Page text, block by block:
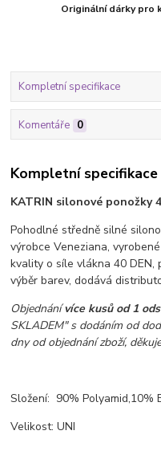
Originální dárky pro
Kompletní specifikace
Komentáře 0
Kompletní specifikace
KATRIN silonové ponožky
Pohodlné středně silné
výrobce Veneziana,
kvality o síle vlákna 40 DEN,
výběr barev, dodává
Objednánívíce kusů od 1
SKLADEM" s dodáním od
dny od objednání zboží,
Složení: 90% Polyamid,10%
Velikost: UNI